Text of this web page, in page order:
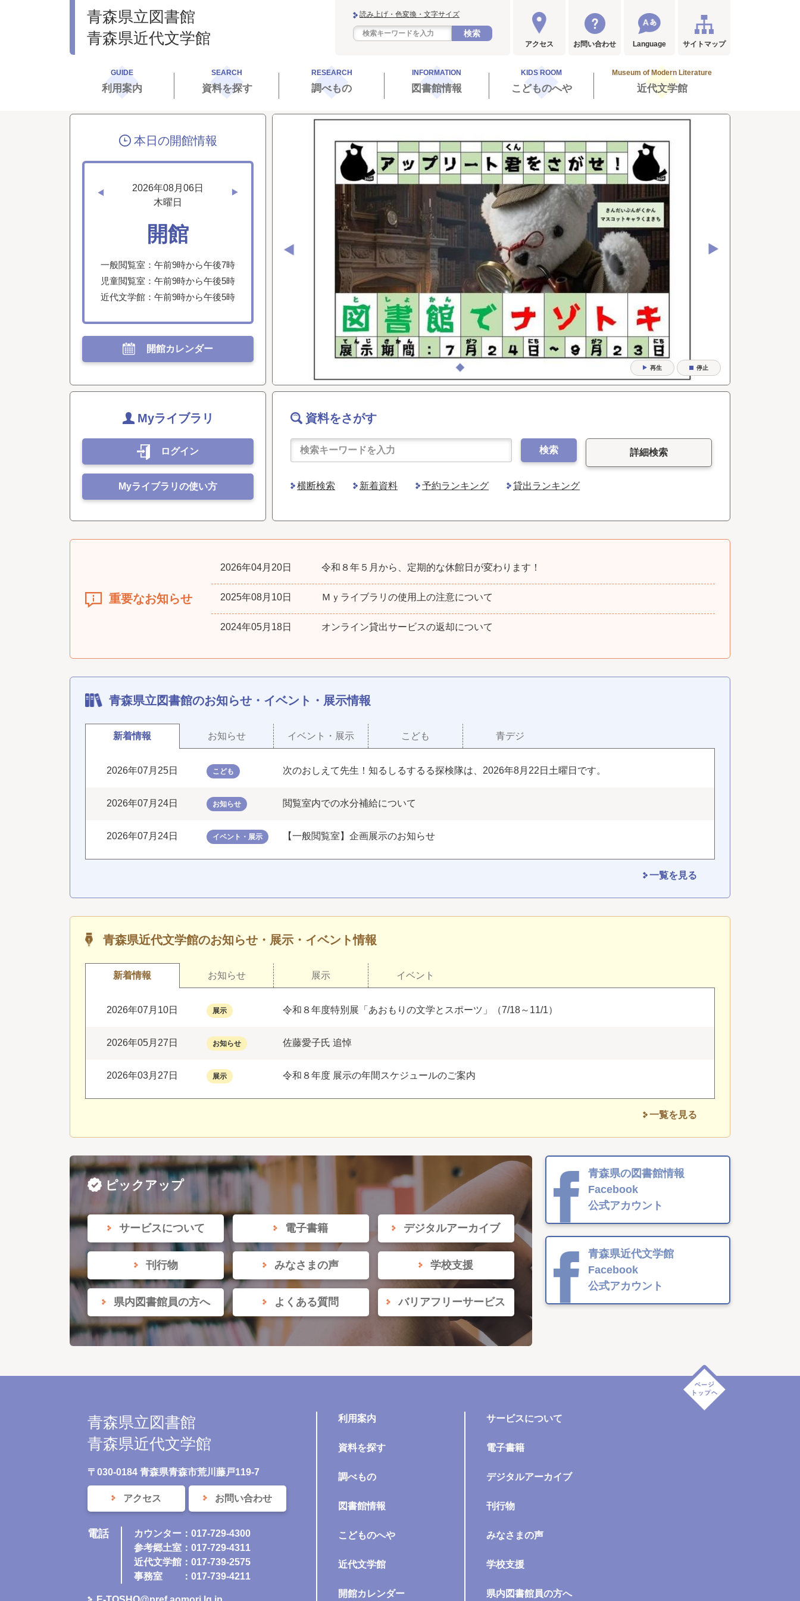
青森県立図書館
青森県近代文学館
読み上げ・色変換・文字サイズ
検索
アクセス お問い合わせ Language サイトマップ
GUIDE
利用案内
SEARCH
資料を探す
RESEARCH
調べもの
INFORMATION
図書館情報
KIDS ROOM
こどものへや
Museum of Modern Literature
近代文学館
本日の開館情報
2026年08月06日
木曜日
開館
一般閲覧室：午前9時から午後7時
児童閲覧室：午前9時から午後5時
近代文学館：午前9時から午後5時
開館カレンダー
再生 停止
Myライブラリ
ログイン
Myライブラリの使い方
資料をさがす
検索 詳細検索
横断検索 新着資料 予約ランキング 貸出ランキング
重要なお知らせ
2026年04月20日 令和８年５月から、定期的な休館日が変わります！
2025年08月10日 Ｍｙライブラリの使用上の注意について
2024年05月18日 オンライン貸出サービスの返却について
青森県立図書館のお知らせ・イベント・展示情報
新着情報 お知らせ イベント・展示 こども 青デジ
2026年07月25日 こども 次のおしえて先生！知るしるするる探検隊は、2026年8月22日土曜日です。
2026年07月24日 お知らせ 閲覧室内での水分補給について
2026年07月24日 イベント・展示 【一般閲覧室】企画展示のお知らせ
一覧を見る
青森県近代文学館のお知らせ・展示・イベント情報
新着情報 お知らせ 展示 イベント
2026年07月10日 展示 令和８年度特別展「あおもりの文学とスポーツ」（7/18～11/1）
2026年05月27日 お知らせ 佐藤愛子氏 追悼
2026年03月27日 展示 令和８年度 展示の年間スケジュールのご案内
一覧を見る
ピックアップ
サービスについて 電子書籍 デジタルアーカイブ
刊行物 みなさまの声 学校支援
県内図書館員の方へ よくある質問 バリアフリーサービス
青森県の図書館情報
Facebook
公式アカウント
青森県近代文学館
Facebook
公式アカウント
青森県立図書館
青森県近代文学館
〒030-0184 青森県青森市荒川藤戸119-7
アクセス お問い合わせ
電話
カウンター：017-729-4300
参考郷土室：017-729-4311
近代文学館：017-739-2575
事務室
：017-739-4211
利用案内
資料を探す
調べもの
図書館情報
こどものへや
近代文学館
開館カレンダー
サービスについて
電子書籍
デジタルアーカイブ
刊行物
みなさまの声
学校支援
県内図書館員の方へ